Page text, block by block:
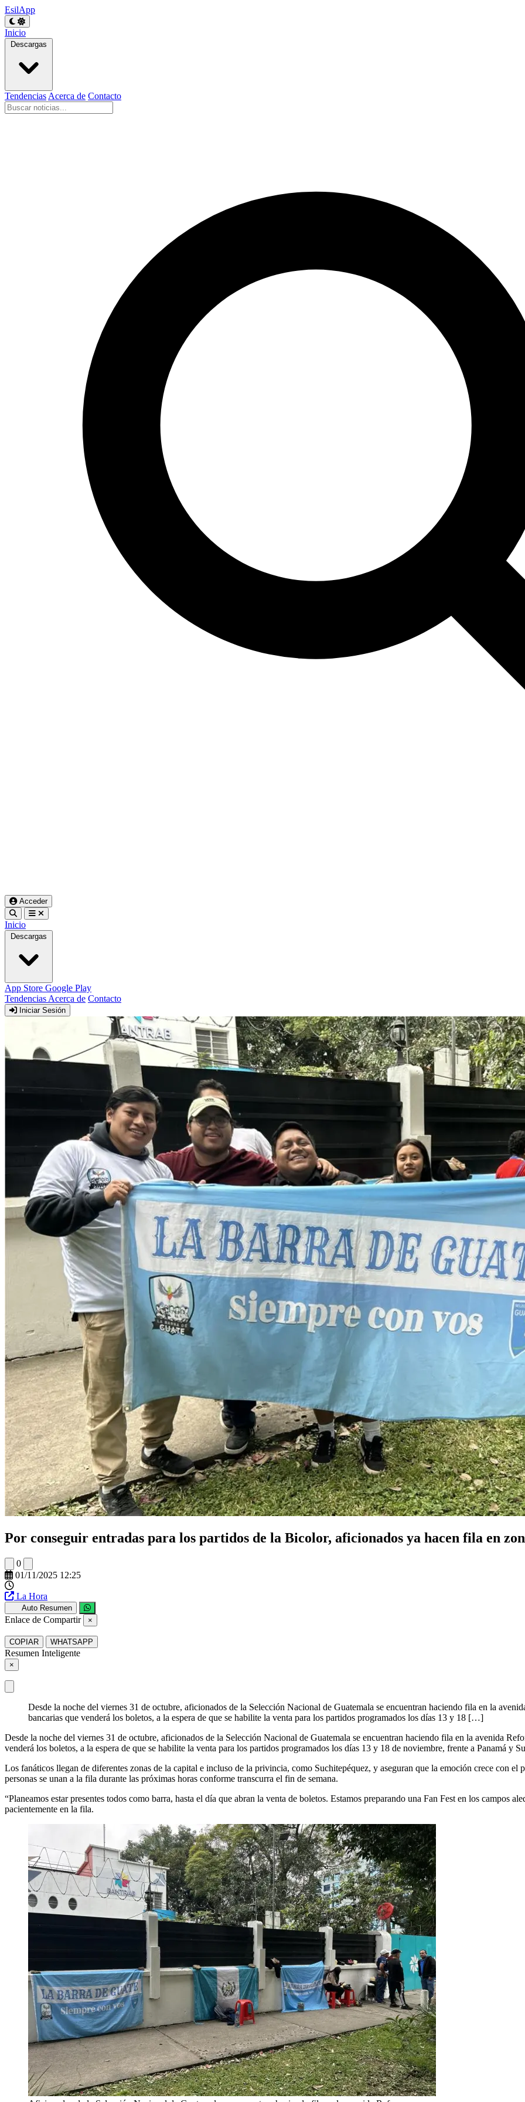
EsilApp
Inicio
Descargas
Tendencias Acerca de Contacto
Acceder
Inicio
Descargas
App Store Google Play
Tendencias Acerca de Contacto
Iniciar Sesión
Por conseguir entradas para los partidos de la Bicolor, aficionados ya hacen fila en
0
01/11/2025 12:25
La Hora
Auto Resumen
Enlace de Compartir ×
COPIAR WHATSAPP
Resumen Inteligente
×
Desde la noche del viernes 31 de octubre, aficionados de la Selección Nacional de Guatemala se encuentran haciendo fila en la
bancarias que venderá los boletos, a la espera de que se habilite la venta para los partidos programados los días 13 y 18 […]
Desde la noche del viernes 31 de octubre, aficionados de la Selección Nacional de Guatemala se encuentran haciendo fila en la avenida
venderá los boletos, a la espera de que se habilite la venta para los partidos programados los días 13 y 18 de noviembre, frente a Panamá y
Los fanáticos llegan de diferentes zonas de la capital e incluso de la privincia, como Suchitepéquez, y aseguran que la emoción crece con el
personas se unan a la fila durante las próximas horas conforme transcurra el fin de semana.
“Planeamos estar presentes todos como barra, hasta el día que abran la venta de boletos. Estamos preparando una Fan Fest en los campos
pacientemente en la fila.